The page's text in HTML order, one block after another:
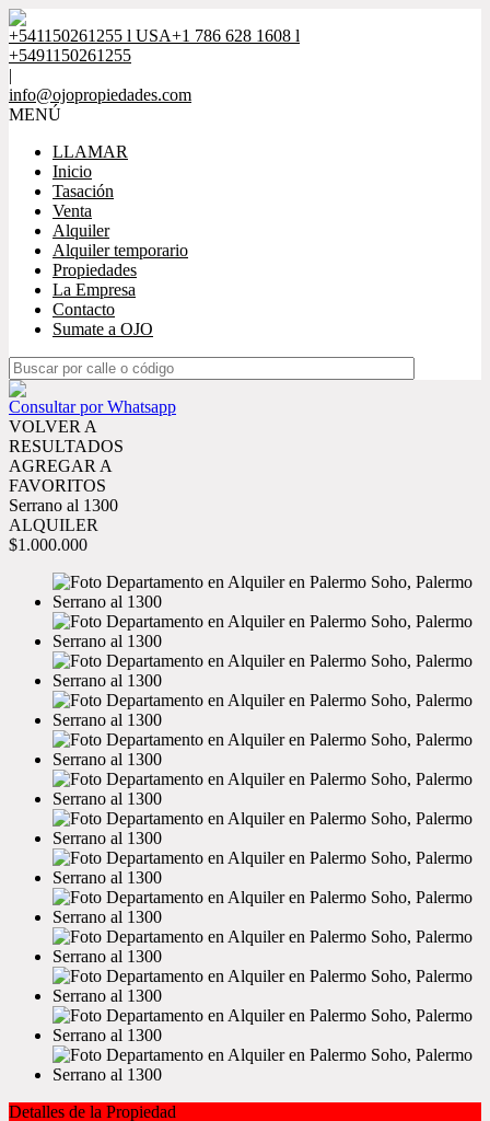
+541150261255 l USA+1 786 628 1608 l
+5491150261255
|
info@ojopropiedades.com
MENÚ
LLAMAR
Inicio
Tasación
Venta
Alquiler
Alquiler temporario
Propiedades
La Empresa
Contacto
Sumate a OJO
Consultar por Whatsapp
VOLVER A
RESULTADOS
AGREGAR A
FAVORITOS
Serrano al 1300
ALQUILER
$1.000.000
Detalles de la Propiedad